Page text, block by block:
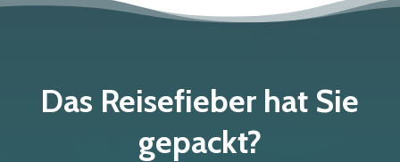
Das Reisefieber hat Sie
gepackt?